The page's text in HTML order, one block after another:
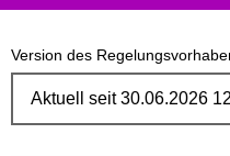
Version des